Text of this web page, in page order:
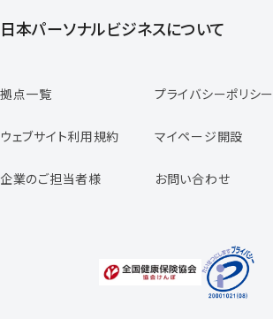
登録から就業開始までの流れ
日本パーソナルビジネスについて
スタッフの声
専任コンサルタントの声
福利厚生のご案内
拠点一覧 プライバシーポリシー
ウェブサイト利用規約 マイページ開設
企業のご担当者様 お問い合わせ